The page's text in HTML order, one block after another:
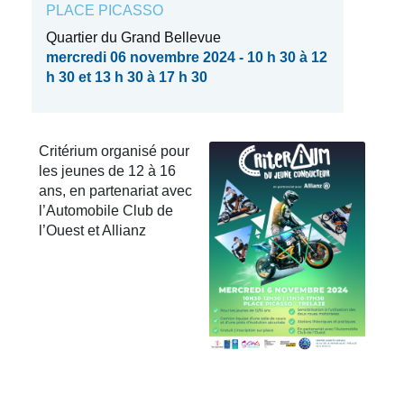
PLACE PICASSO
Quartier du Grand Bellevue
mercredi 06 novembre 2024 - 10 h 30 à 12
h 30 et 13 h 30 à 17 h 30
Critérium organisé pour
les jeunes de 12 à 16
ans, en partenariat avec
l’Automobile Club de
l’Ouest et Allianz